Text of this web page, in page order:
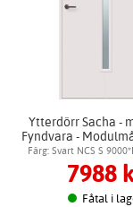
Ytterdörr Sacha -
Fyndvara -
Höjd dm):
Färg: Svart NCS S
Vänsterhängd
7988
Fåtal i